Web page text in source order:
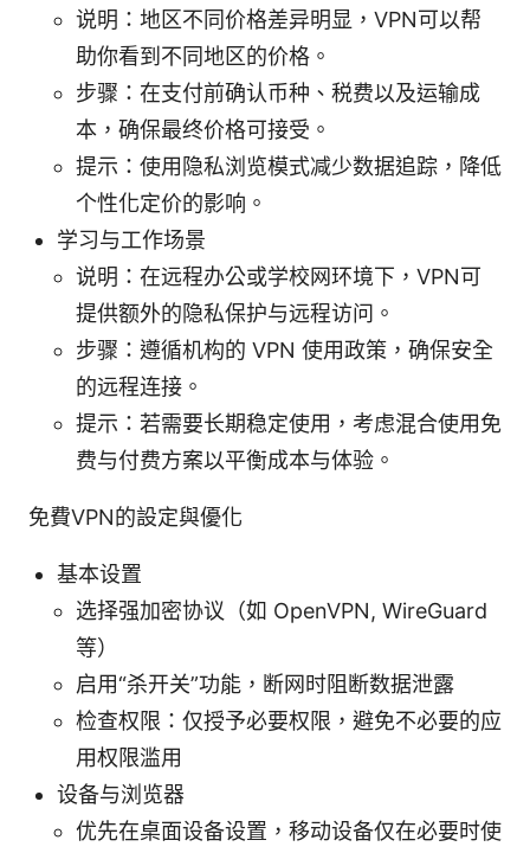
说明：地区不同价格差异明显，VPN可以帮
助你看到不同地区的价格。
步骤：在支付前确认币种、税费以及运输成
本，确保最终价格可接受。
提示：使用隐私浏览模式减少数据追踪，降低
个性化定价的影响。
学习与工作场景
说明：在远程办公或学校网环境下，VPN可
提供额外的隐私保护与远程访问。
步骤：遵循机构的 VPN 使用政策，确保安全
的远程连接。
提示：若需要长期稳定使用，考虑混合使用免
费与付费方案以平衡成本与体验。
免費VPN的設定與優化
基本设置
选择强加密协议（如 OpenVPN, WireGuard
等）
启用“杀开关”功能，断网时阻断数据泄露
检查权限：仅授予必要权限，避免不必要的应
用权限滥用
设备与浏览器
优先在桌面设备设置，移动设备仅在必要时使